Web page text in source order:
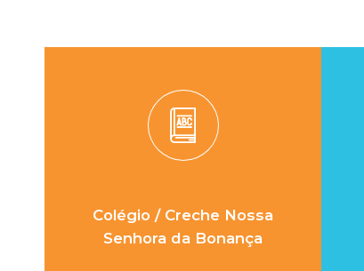
Colégio / Creche Nossa
Senhora da Bonança